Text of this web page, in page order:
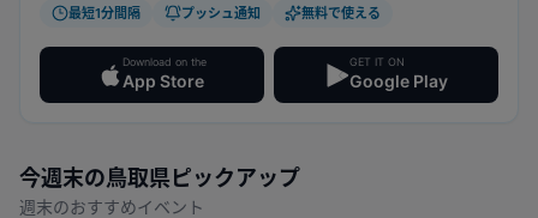
最短1分間隔 プッシュ通知 無料で使える
Download on the
App Store
GET IT ON
Google Play
今週末の鳥取県 ピックアップ
週末のおすすめイベント